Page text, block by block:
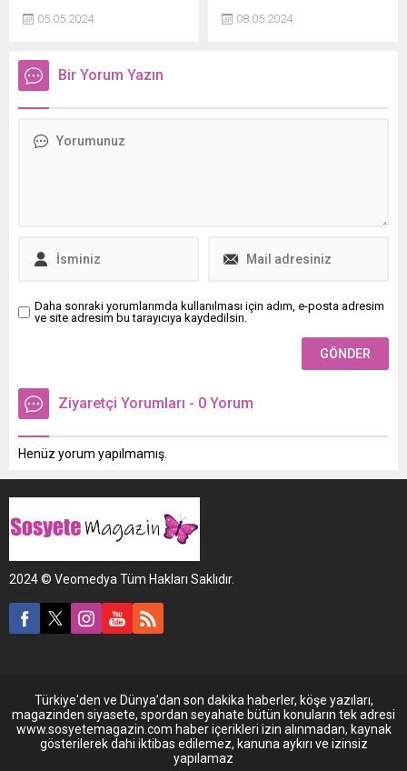
Belediye Başkanı Mansur
Yavaşı Ankara Büyükşehir
05.05.2024
kakaolu kekin üzerine
çikolatalı krema
08.05.2024
Bir Yorum Yazın
Daha sonraki yorumlarımda kullanılması için adım, e-posta adresim
ve site adresim bu tarayıcıya kaydedilsin.
Ziyaretçi Yorumları - 0 Yorum
Henüz yorum yapılmamış.
2024 © Veomedya Tüm Hakları Saklıdır.
Türkiye'den ve Dünya’dan son dakika haberler, köşe yazıları,
magazinden siyasete, spordan seyahate bütün konuların tek adresi
www.sosyetemagazin.com haber içerikleri izin alınmadan, kaynak
gösterilerek dahi iktibas edilemez, kanuna aykırı ve izinsiz
yapılamaz